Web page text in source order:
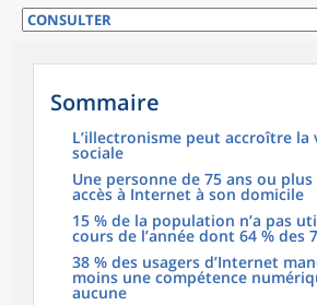
Sommaire
L’illectronisme peut accroître
sociale
Une personne de 75 ans ou plus
accès à Internet à son domicile
15 % de la population n’a pas
cours de l’année dont 64 % des
38 % des usagers d’Internet
moins une compétence
aucune